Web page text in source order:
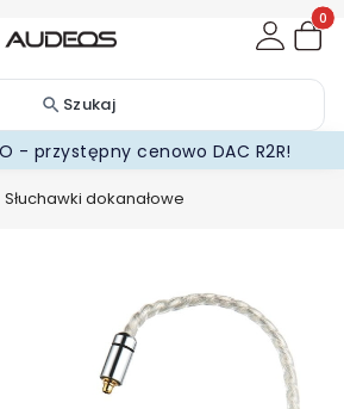
Szukaj
- przystępny cenowo DAC R2R!
Słuchawki dokanałowe